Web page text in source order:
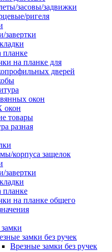
засовы/задвижки
ригеля
завертки
планке
на планке для
дверей
окон
окон
товары
разная
корпуса защелок
завертки
планке
на планке общего
замки без ручек
Врезные замки без ручек